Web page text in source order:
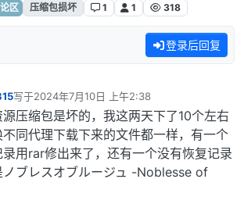
区 压缩包损坏 1 1 318
登录后回复
写于2024年7月10日 上午2:38
最后由 编辑
压缩包是坏的，我这两天下了10个左右
同代理下载下来的文件都一样，有一个
用rar修出来了，还有一个没有恢复记录
ノブレスオブルージュ -Noblesse of